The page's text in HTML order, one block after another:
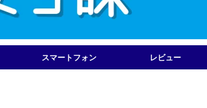
スマートフォン レビュー